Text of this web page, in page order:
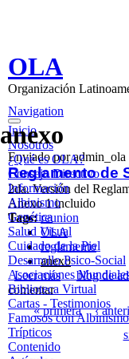
OLA
Organización
Navigation
Inicio
Nosotros
¿Qué es OLA?
Consejo Directivo
Información
Albinismo
Genética
Salud Visual
Cuidado de la Piel
Desarrollo Psico-Social
Asociaciones
Biblioteca Virtual
Cartas - Testimonios
Famosos con Albinismo
Trípticos
Contenido
anexo
Enviado poradmin_ola
Reglamento de
2da.Versión del
Anexo1incluido
Tags:reunion
OLA
reglamento
anexo
Leer mássobreblog de
comentar
Páginas
« primera ‹